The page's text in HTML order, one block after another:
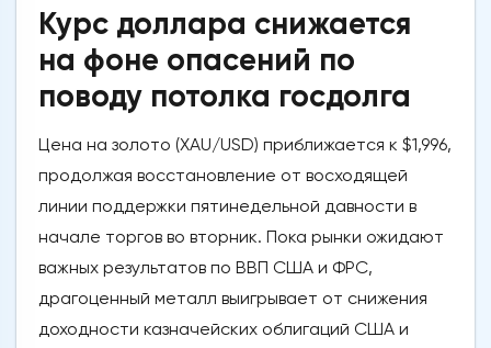
Курс доллара снижается
на фоне опасений по
поводу потолка госдолга
Цена на золото (XAU/USD) приближается к $1,996,
продолжая восстановление от восходящей
линии поддержки пятинедельной давности в
начале торгов во вторник. Пока рынки ожидают
важных результатов по ВВП США и ФРС,
драгоценный металл выигрывает от снижения
доходности казначейских облигаций США и